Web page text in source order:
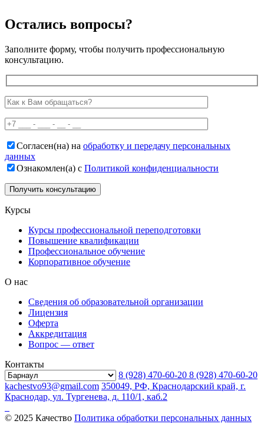
Остались вопросы?
Заполните форму, чтобы получить профессиональную
консультацию.
Согласен(на) на обработку и передачу персональных
данных
Ознакомлен(а) с Политикой конфиденциальности
Курсы
Курсы профессиональной переподготовки
Повышение квалификации
Профессиональное обучение
Корпоративное обучение
О нас
Сведения об образовательной организации
Лицензия
Оферта
Аккредитация
Вопрос — ответ
Контакты
8 (928) 470-60-20 8 (928) 470-60-20
kachestvo93@gmail.com 350049, РФ, Краснодарский край, г.
Краснодар, ул. Тургенева, д. 110/1, каб.2
© 2025 Качество Политика обработки персональных данных